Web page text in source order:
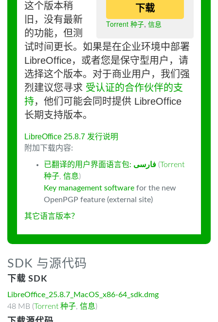
下载
Torrent 种子, 信息
这个版本稍
旧，没有最新
的功能，但测
试时间更长。如果是在企业环境中部署
LibreOffice，或者您是保守型用户，请
选择这个版本。对于商业用户，我们强
烈建议您寻求 受认证的合作伙伴的支
持，他们可能会同时提供 LibreOffice
长期支持版本。
LibreOffice 25.8.7 发行说明
附加下载内容:
已翻译的用户界面语言包: فارسى (Torrent
种子, 信息)
Key management software for the new
OpenPGP feature (external site)
其它语言版本？
SDK 与源代码
下载 SDK
LibreOffice_25.8.7_MacOS_x86-64_sdk.dmg
48 MB (Torrent 种子, 信息)